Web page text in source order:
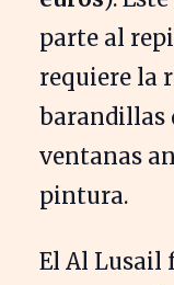
parte al
requiere la
barandillas
ventanas
pintura.
El Al Lusail